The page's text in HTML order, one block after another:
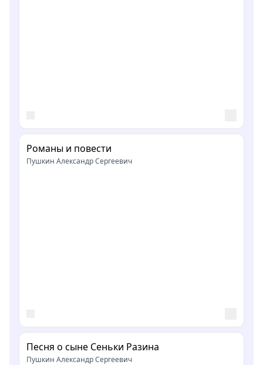
Романы и повести
Пушкин Александр Сергеевич
Песня о сыне Сеньки Разина
Пушкин Александр Сергеевич